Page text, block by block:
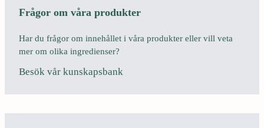
Frågor om våra produkter
Har du frågor om innehållet i våra produkter eller vill veta
mer om olika ingredienser?
Besök vår kunskapsbank